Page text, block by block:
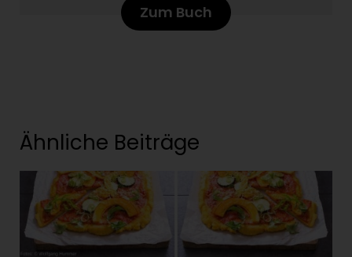
Zum Buch
Ähnliche Beiträge